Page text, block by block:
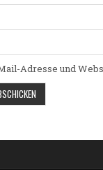
Adresse und